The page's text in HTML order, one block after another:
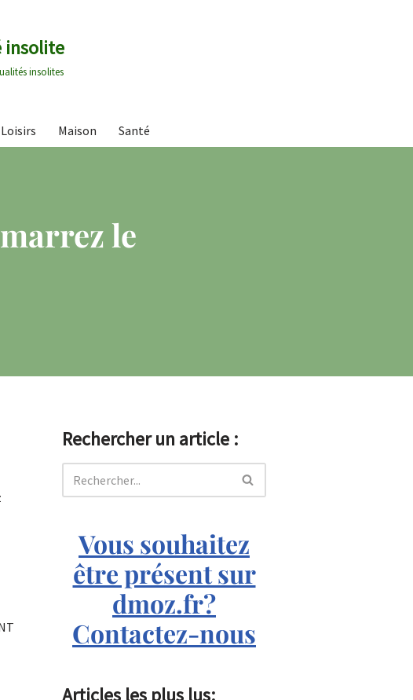
insolite
insolites
Loisirs Maison Santé
le
Rechercher un article :
Vous souhaitez
être présent sur
dmoz.fr?
Contactez-nous
Articles les plus lus: